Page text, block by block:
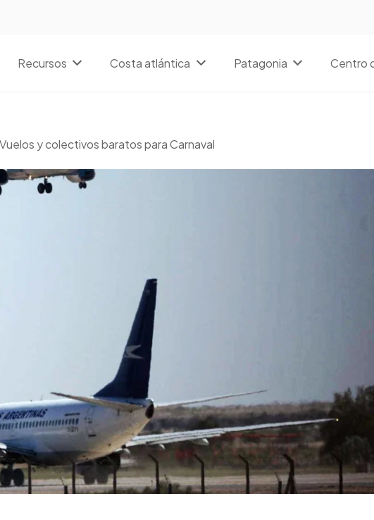
Recursos Costa atlántica Patagonia Centro
Vuelos y colectivos baratos para Carnaval